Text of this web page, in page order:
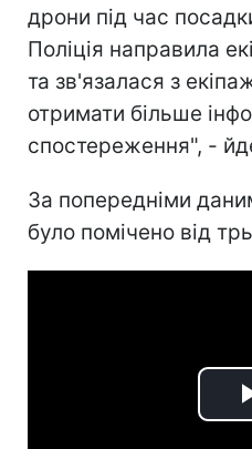
дрони під час
Поліція направила
та зв'язалася з
отримати більше
спостереження", -
За попередніми
було помічено від